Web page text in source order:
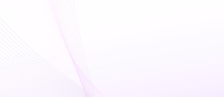
oss på Tavana!